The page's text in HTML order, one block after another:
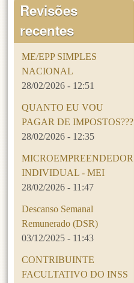
Revisões
recentes
ME/EPP SIMPLES
NACIONAL
28/02/2026 - 12:51
QUANTO EU VOU
PAGAR DE IMPOSTOS???
28/02/2026 - 12:35
MICROEMPREENDEDOR
INDIVIDUAL - MEI
28/02/2026 - 11:47
Descanso Semanal
Remunerado (DSR)
03/12/2025 - 11:43
CONTRIBUINTE
FACULTATIVO DO INSS